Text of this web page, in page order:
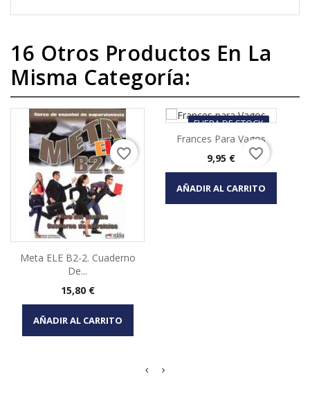
16 Otros Productos En La
Misma Categoría:
Meta ELE B2-2. Cuaderno
De...
Precio
15,80 €
AÑADIR AL CARRITO
favorite_border
FUERA DE STOCK
Frances Para Vagos
Precio
9,95 €
AÑADIR AL CARRITO
favorite_border